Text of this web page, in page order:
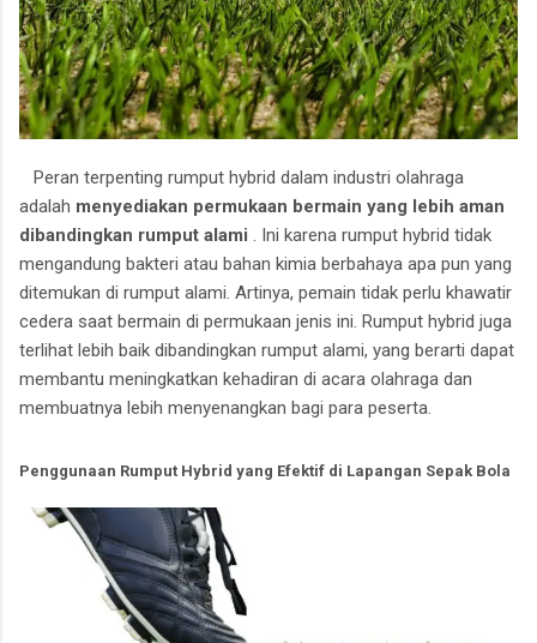
Peran terpenting rumput hybrid dalam industri olahraga
adalah menyediakan permukaan bermain yang lebih aman
dibandingkan rumput alami . Ini karena rumput hybrid tidak
mengandung bakteri atau bahan kimia berbahaya apa pun yang
ditemukan di rumput alami. Artinya, pemain tidak perlu khawatir
cedera saat bermain di permukaan jenis ini. Rumput hybrid juga
terlihat lebih baik dibandingkan rumput alami, yang berarti dapat
membantu meningkatkan kehadiran di acara olahraga dan
membuatnya lebih menyenangkan bagi para peserta.
Penggunaan Rumput Hybrid yang Efektif di Lapangan Sepak Bola